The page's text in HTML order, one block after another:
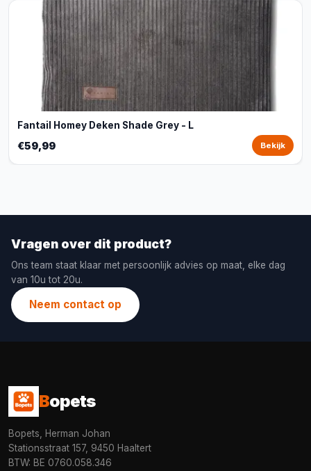
Fantail Homey Deken Shade Grey - L
€59,99 Bekijk
Vragen over dit product?
Ons team staat klaar met persoonlijk advies op maat, elke dag
van 10u tot 20u.
Neem contact op
Bopets
Bopets, Herman Johan
Stationsstraat 157, 9450 Haaltert
BTW: BE 0760.058.346